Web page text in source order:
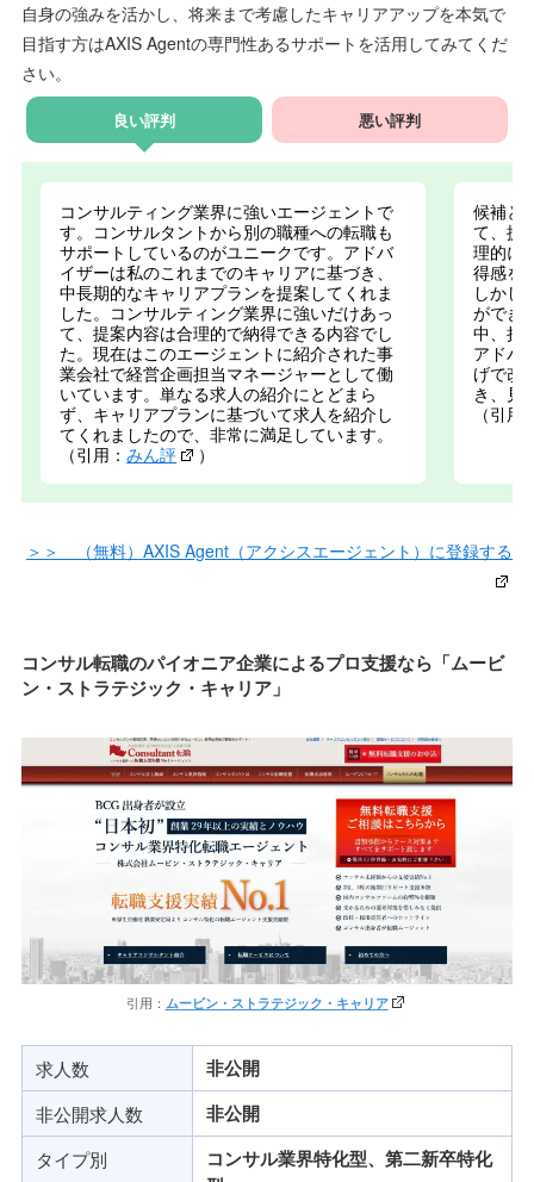
自身の強みを活かし、将来まで考慮したキャリアアップを本気で
目指す方はAXIS Agentの専門性あるサポートを活用してみてくだ
さい。
良い評判 悪い評判
コンサルティング業界に強いエージェントで
す。コンサルタントから別の職種への転職も
サポートしているのがユニークです。アドバ
イザーは私のこれまでのキャリアに基づき、
中長期的なキャリアプランを提案してくれま
した。コンサルティング業界に強いだけあっ
て、提案内容は合理的で納得できる内容でし
た。現在はこのエージェントに紹介された事
業会社で経営企画担当マネージャーとして働
いています。単なる求人の紹介にとどまら
ず、キャリアプランに基づいて求人を紹介し
てくれましたので、非常に満足しています。
（引用：みん評 ）
候補と
て、提
理的に
得感を
しかし
ができ
中、担
アドバ
げで改
き、見
（引用
＞＞ （無料）AXIS Agent（アクシスエージェント）に登録する
コンサル転職のパイオニア企業によるプロ支援なら「ムービ
ン・ストラテジック・キャリア」
引用： ムービン・ストラテジック・キャリア
求人数 非公開
非公開求人数 非公開
タイプ別
コンサル業界特化型、第二新卒特化